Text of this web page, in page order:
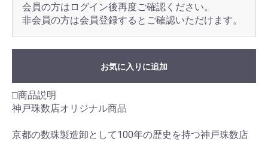
会員の方はログイン後再度ご確認ください。
非会員の方は会員登録するとご確認いただけます。
お気に入りに追加
□商品説明
神戸珠数店オリジナル商品
京都の数珠製造卸として100年の歴史を持つ神戸珠数店